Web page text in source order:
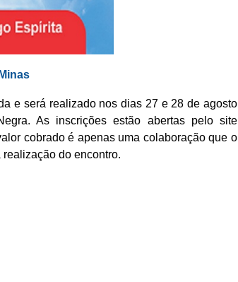
e será realizado nos dias 27 e 28 de agosto
As inscrições estão abertas pelo site
cobrado é apenas uma colaboração que o
do encontro.